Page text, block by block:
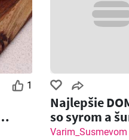
1
Najlepšie
so syrom a
Varim_Susmevom